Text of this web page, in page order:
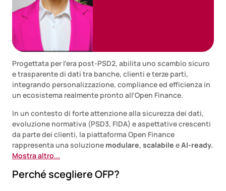
Progettata per l’era post-PSD2, abilita uno scambio sicuro
e trasparente di dati tra banche, clienti e terze parti,
integrando personalizzazione, compliance ed efficienza in
un ecosistema realmente pronto all’Open Finance.
In un contesto di forte attenzione alla sicurezza dei dati,
evoluzione normativa (PSD3, FIDA) e aspettative crescenti
da parte dei clienti, la piattaforma Open Finance
rappresenta una soluzione modulare, scalabile eAI-ready.
Mostra altro...
Perché scegliere OFP?